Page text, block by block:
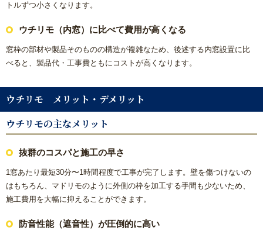
福岡でリフォーム協力業者を募集しています！
ン対応
NEWS & TOPICS
リフォームコラム
施工事例
CONTACT
トルずつ小さくなります。
ウチリモ（内窓）に比べて費用が高くなる
窓枠の部材や製品そのものの構造が複雑なため、後述する内窓設置に比
べると、製品代・工事費ともにコストが高くなります。
ウチリモ メリット・デメリット
ウチリモの主なメリット
抜群のコスパと施工の早さ
1窓あたり最短30分〜1時間程度で工事が完了します。壁を傷つけないの
はもちろん、マドリモのように外側の枠を加工する手間も少ないため、
施工費用を大幅に抑えることができます。
防音性能（遮音性）が圧倒的に高い